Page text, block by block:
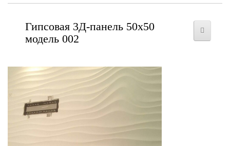
Гипсовая 3Д-панель 50x50
модель 002